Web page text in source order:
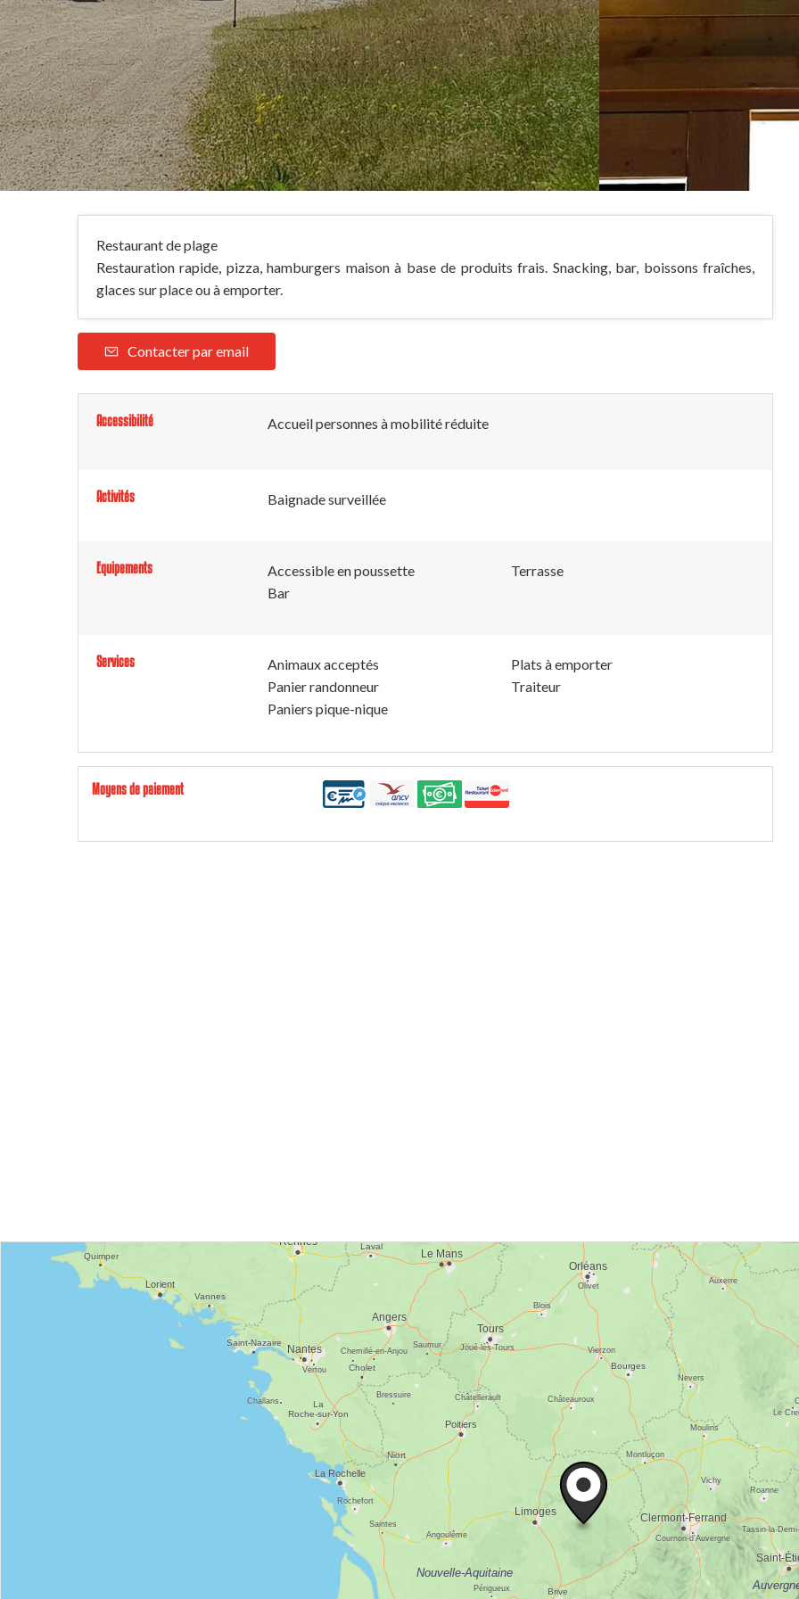
Restaurant de plage
Restauration rapide, pizza, hamburgers maison à base de produits frais. Snacking, bar, boissons fraîches,
glaces sur place ou à emporter.
Contacter par email
Accessibilité Accueil personnes à mobilité réduite
Activités Baignade surveillée
Equipements
Accessible en poussette
Bar
Terrasse
Services
Animaux acceptés
Panier randonneur
Paniers pique-nique
Plats à emporter
Traiteur
Moyens de paiement